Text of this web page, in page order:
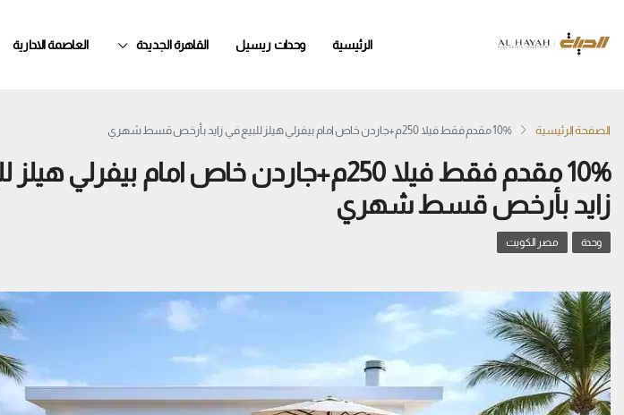
الرئيسية وحدات ريسيل القاهرة الجديدة العاصمة الادارية
الصفحة الرئيسية 10% مقدم فقط فيلا 250م+جاردن خاص امام بيفرلي هيلز للبيع في زايد بأرخص قسط شهري
10% مقدم فقط فيلا 250م+جاردن خاص امام بيفرلي
زايد بأرخص قسط شهري
وحدة مصر الكويت